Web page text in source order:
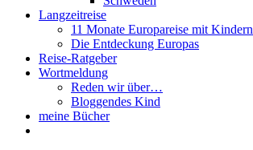
Langzeitreise
11 Monate Europareise mit Kindern
Die Entdeckung Europas
Reise-Ratgeber
Wortmeldung
Reden wir über…
Bloggendes Kind
meine Bücher